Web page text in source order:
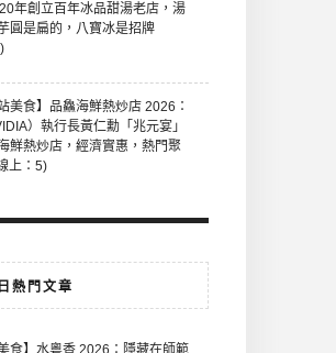
年創立百年冰品甜湯老店，湯
圓是扁的，八寶冰是招牌
美食】品鱻海鮮熱炒店 2026：
）執行長黃仁勳「兆元宴」
鮮熱炒店，經濟實惠，熱門聚
上：5)
熱門文章
食】水粵香 2026：隱藏在師範